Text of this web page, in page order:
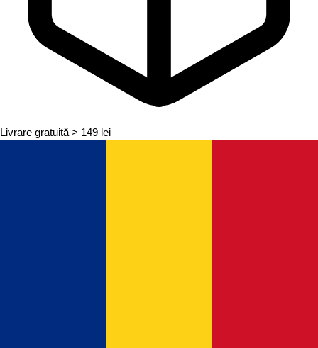
Livrare gratuită > 149 lei